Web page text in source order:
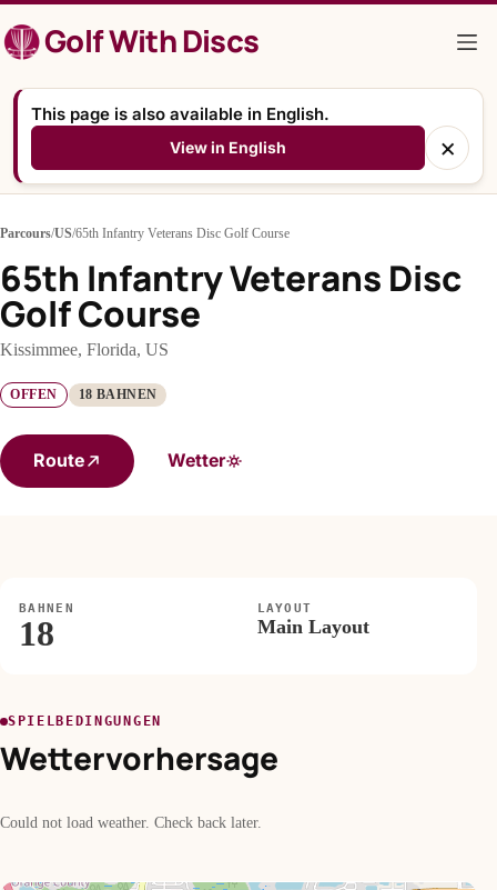
Inhalt
springenGolf With Discs
This page is also available in English.
View in English ×
Parcours/US/65th Infantry Veterans Disc Golf Course
65th Infantry Veterans Disc
Golf Course
Kissimmee, Florida, US
OFFEN 18 BAHNEN
Route Wetter
BAHNEN
18
LAYOUT
Main Layout
SPIELBEDINGUNGEN
Wettervorhersage
Could not load weather. Check back later.